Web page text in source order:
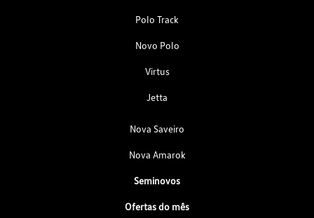
Polo Track
Novo Polo
Virtus
Jetta
Nova Saveiro
Nova Amarok
Seminovos
Ofertas do mês